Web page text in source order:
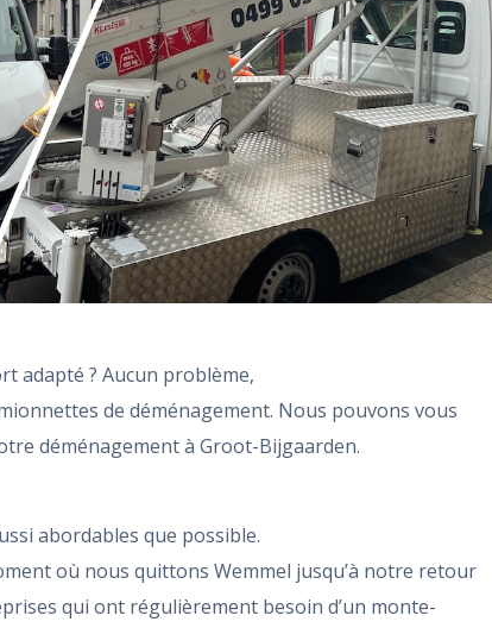
adapté ? Aucun problème,
de déménagement. Nous pouvons vous
déménagement à Groot-Bijgaarden.
abordables que possible.
où nous quittons Wemmel jusqu’à notre retour
qui ont régulièrement besoin d’un monte-